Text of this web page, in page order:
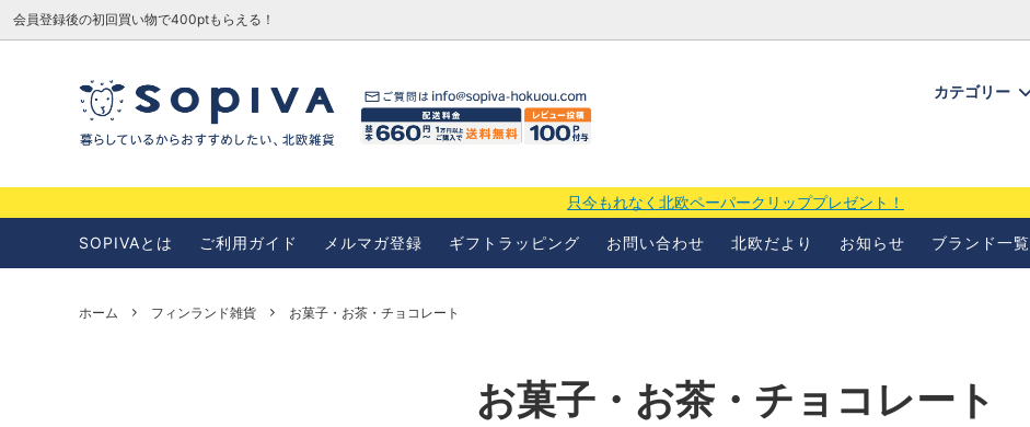
会員登録後の初回買い物で400ptもらえる！
カテゴリー
只今もれなく北欧ペーパークリッププレゼント！
SOPIVAとは ご利用ガイド メルマガ登録 ギフトラッピング お問い合わせ 北欧だより お知らせ ブランド一覧
ホーム フィンランド雑貨 お菓子・お茶・チョコレート
お菓子・お茶・チョコレート